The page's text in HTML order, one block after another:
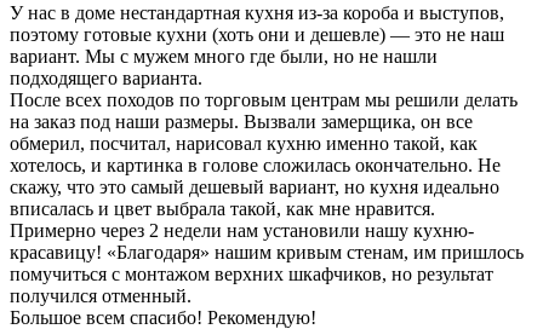
У нас в доме нестандартная кухня из-за короба и выступов,
поэтому готовые кухни (хоть они и дешевле) — это не наш
вариант. Мы с мужем много где были, но не нашли
подходящего варианта.
После всех походов по торговым центрам мы решили делать
на заказ под наши размеры. Вызвали замерщика, он все
обмерил, посчитал, нарисовал кухню именно такой, как
хотелось, и картинка в голове сложилась окончательно. Не
скажу, что это самый дешевый вариант, но кухня идеально
вписалась и цвет выбрала такой, как мне нравится.
Примерно через 2 недели нам установили нашу кухню-
красавицу! «Благодаря» нашим кривым стенам, им пришлось
помучиться с монтажом верхних шкафчиков, но результат
получился отменный.
Большое всем спасибо! Рекомендую!